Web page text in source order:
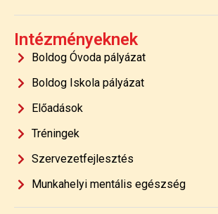
Intézményeknek
Boldog Óvoda pályázat
Boldog Iskola pályázat
Előadások
Tréningek
Szervezetfejlesztés
Munkahelyi mentális egészség